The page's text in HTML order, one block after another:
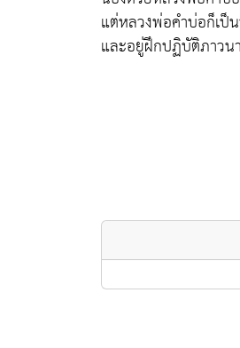
แต่หลวงพ่อคำบ่อก็เป็
และอยู่ฝึกปฏิบัติภาวน